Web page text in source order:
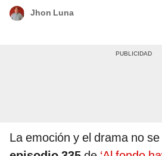
Jhon Luna
La emoción y el drama no